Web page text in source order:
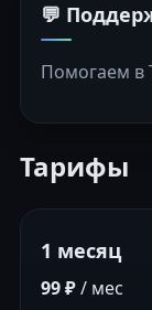
💬
Помогаем в
Тарифы
1 месяц
99 ₽/ мес